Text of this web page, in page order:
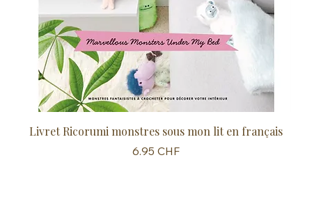
Livret Ricorumi monstres sous mon lit en français
Prix
6.95 CHF